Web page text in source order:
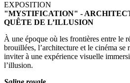
EXPOSITION
"MYSTIFICATION" -
QUÊTE DE L’ILLUSION
À une époque où les frontières entre le
brouillées, l’architecture et le cinéma se
inviter à une expérience visuelle
l’illusion.